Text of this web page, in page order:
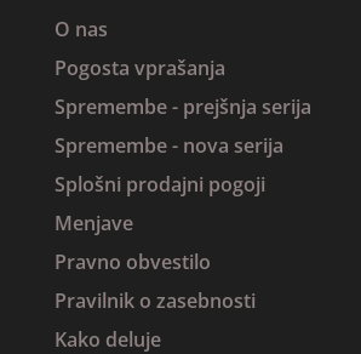
O nas
Pogosta vprašanja
Spremembe - prejšnja serija
Spremembe - nova serija
Splošni prodajni pogoji
Menjave
Pravno obvestilo
Pravilnik o zasebnosti
Kako deluje